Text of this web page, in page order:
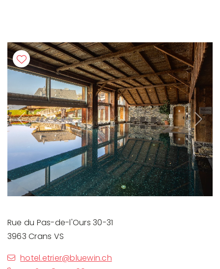
Previous Next
Rue du Pas-de-l'Ours 30-31
3963 Crans VS
hotel.etrier@bluewin.ch